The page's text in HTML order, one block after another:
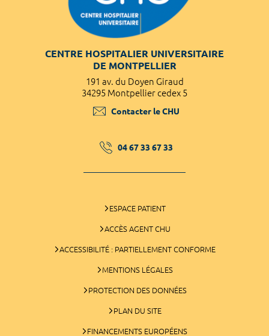
CENTRE HOSPITALIER UNIVERSITAIRE
DE MONTPELLIER
191 av. du Doyen Giraud
34295 Montpellier cedex 5
Contacter le CHU
04 67 33 67 33
ESPACE PATIENT
ACCÈS AGENT CHU
ACCESSIBILITÉ : PARTIELLEMENT CONFORME
MENTIONS LÉGALES
PROTECTION DES DONNÉES
PLAN DU SITE
FINANCEMENTS EUROPÉENS